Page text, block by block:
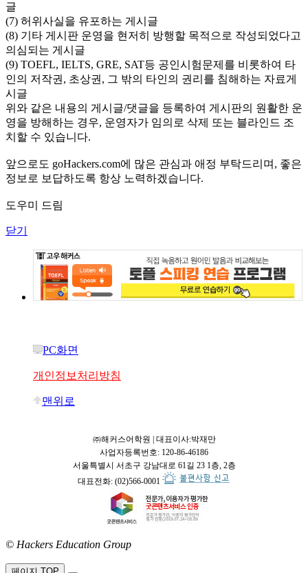
글
(7) 허위사실을 유포하는 게시글
(8) 기타 게시판 운영을 현저히 방행할 목적으로 작성되었다고
의심되는 게시글
(9) TOEFL, IELTS, GRE, SAT등 공인시험문제를 비롯하여 타
인의 저작권, 초상권, 그 밖의 타인의 권리를 침해하는 자료게
시글
위와 같은 내용의 게시글/댓글을 등록하여 게시판의 원활한 운
영을 방해하는 경우, 운영자가 임의로 삭제 또는 블라인드 조
치할 수 있습니다.
앞으로도 goHackers.com에 많은 관심과 애정 부탁드리며, 좋은
정보로 보답하도록 항상 노력하겠습니다.
도우미 드림
닫기
PC화면
개인정보처리방침
맨위로
㈜해커스어학원 | 대표이사:박재만
사업자등록번호: 120-86-46186
서울특별시 서초구 강남대로 61길 23 1층, 2층
대표전화: (02)566-0001
© Hackers Education Group